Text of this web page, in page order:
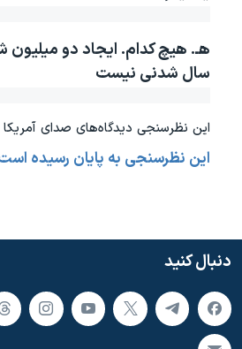
چهل سال گروگان‌گیری
قانون شفافیت دارائی کادر رهبری ایران
اسرائیل در جنگ
صفحه‌های ویژه
هـ. هیچ کدام. ایجاد دو
سال شدنی نیست
این نظرسنجی دیدگاه‌های صدای
این نظرسنجی به پایان رسیده
دنبال کنید